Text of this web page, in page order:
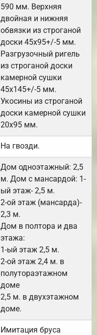
590 мм. Верхняя
двойная и нижняя
обвязки из строганой
доски 45х95+/-5 мм.
Разгрузочный ригель
из строганой доски
камерной сушки
45х145+/-5 мм.
Укосины из строганой
доски камерной сушки
20х95 мм.
На гвозди.
Дом одноэтажный: 2,5
м. Дом с мансардой: 1-
ый этаж- 2,5 м.
2-ой этаж (мансарда)-
2,3 м.
Дом в полтора и два
этажа:
1-ый этаж 2,5 м.
2-ой этаж 2,4 м. в
полутораэтажном
доме
2,5 м. в двухэтажном
доме.
Имитация бруса